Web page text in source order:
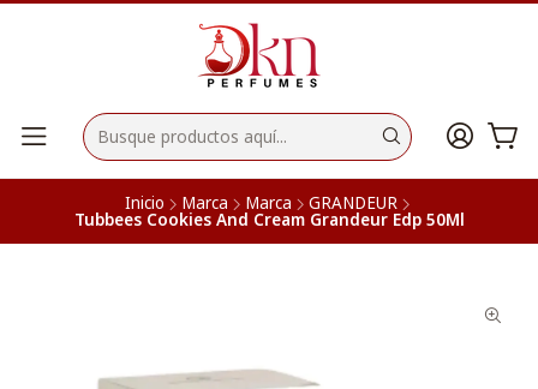
Inicio Marca Marca GRANDEUR
Tubbees Cookies And Cream Grandeur Edp 50Ml